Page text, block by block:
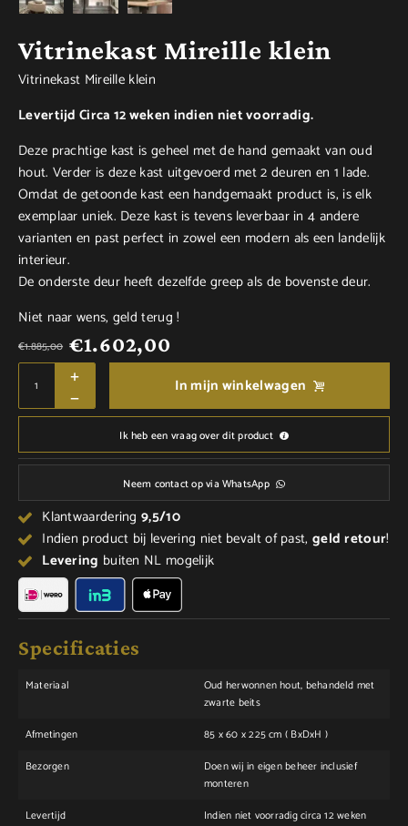
Vitrinekast Mireille klein
Vitrinekast Mireille klein
Levertijd Circa 12 weken indien niet voorradig.
Deze prachtige kast is geheel met de hand gemaakt van oud
hout. Verder is deze kast uitgevoerd met 2 deuren en 1 lade.
Omdat de getoonde kast een handgemaakt product is, is elk
exemplaar uniek. Deze kast is tevens leverbaar in 4 andere
varianten en past perfect in zowel een modern als een landelijk
interieur.
De onderste deur heeft dezelfde greep als de bovenste deur.
Niet naar wens, geld terug !
€1.885,00 €1.602,00
In mijn winkelwagen
Ik heb een vraag over dit product
Neem contact op via WhatsApp
Klantwaardering9,5/10
Indien product bij levering niet bevalt of past, geld retour!
Levering buiten NL mogelijk
Specificaties
Materiaal
Oud herwonnen hout, behandeld met
zwarte beits
Afmetingen
85 x 60 x 225 cm ( BxDxH )
Bezorgen
Doen wij in eigen beheer inclusief
monteren
Levertijd
Indien niet voorradig circa 12 weken